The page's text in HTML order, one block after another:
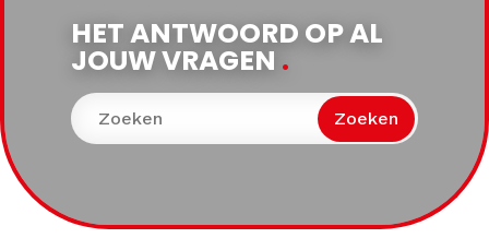
HET ANTWOORD OP AL
JOUW VRAGEN .
Zoeken